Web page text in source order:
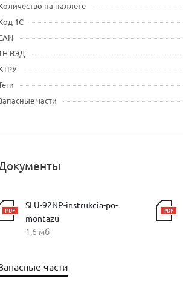
на паллете
1С
ВЭД
части
SLU-92NP-instrukcia-po-
montazu
1,6 мб
части